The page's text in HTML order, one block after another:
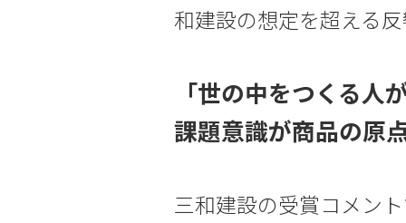
和建設の想定を超える
「世の中をつくる
課題意識が商品の原
三和建設の受賞コメン